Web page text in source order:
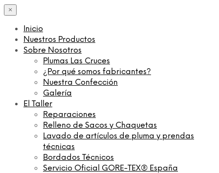
×
Inicio
Nuestros Productos
Sobre Nosotros
Plumas Las Cruces
¿Por qué somos fabricantes?
Nuestra Confección
Galería
El Taller
Reparaciones
Relleno de Sacos y Chaquetas
Lavado de artículos de pluma y prendas
técnicas
Bordados Técnicos
Servicio Oficial GORE-TEX® España